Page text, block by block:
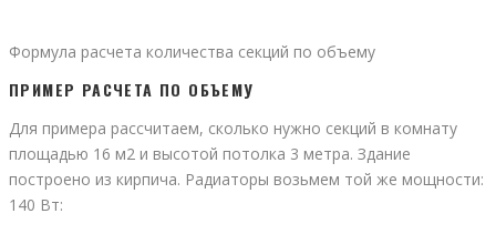
Формула расчета количества секций по объему
ПРИМЕР РАСЧЕТА ПО ОБЪЕМУ
Для примера рассчитаем, сколько нужно секций в комнату
площадью 16 м2 и высотой потолка 3 метра. Здание
построено из кирпича. Радиаторы возьмем той же мощности:
140 Вт: